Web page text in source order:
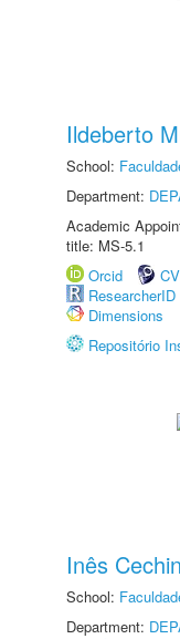
Ildeberto
School:
Department:
Academic
title: MS-5.1
Orcid
ResearcherID
Dimensions
Repositório
Inês Cechin
School:
Department: